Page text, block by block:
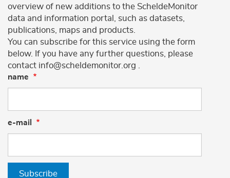
overview of new additions to the ScheldeMonitor
data and information portal, such as datasets,
publications, maps and products.
You can subscribe for this service using the form
below. If you have any further questions, please
contact info@scheldemonitor.org .
name
e-mail
Subscribe